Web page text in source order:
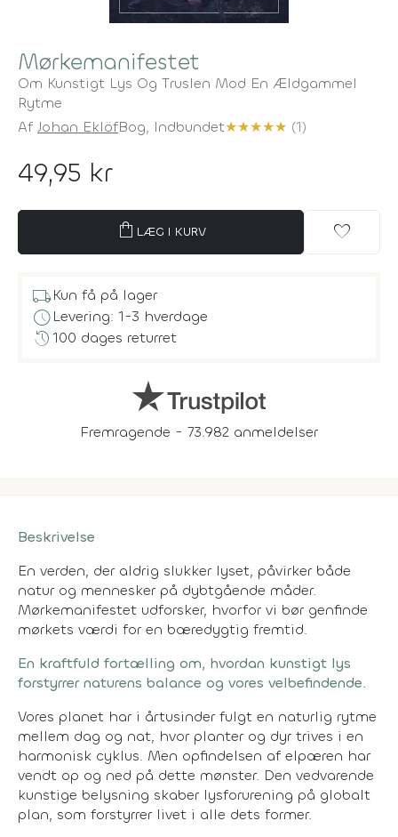
Mørkemanifestet
Om Kunstigt Lys Og Truslen Mod En Ældgammel
Rytme
Af Johan EklöfBog, Indbundet★★★★★ (1)
49,95 kr
shopping_bag LÆG I KURV favorite
local_shippingKun få på lager
scheduleLevering: 1-3 hverdage
history100 dages returret
Fremragende - 73.982 anmeldelser
Beskrivelse
En verden, der aldrig slukker lyset, påvirker både
natur og mennesker på dybtgående måder.
Mørkemanifestet udforsker, hvorfor vi bør genfinde
mørkets værdi for en bæredygtig fremtid.
En kraftfuld fortælling om, hvordan kunstigt lys
forstyrrer naturens balance og vores velbefindende.
Vores planet har i årtusinder fulgt en naturlig rytme
mellem dag og nat, hvor planter og dyr trives i en
harmonisk cyklus. Men opfindelsen af elpæren har
vendt op og ned på dette mønster. Den vedvarende
kunstige belysning skaber lysforurening på globalt
plan, som forstyrrer livet i alle dets former.